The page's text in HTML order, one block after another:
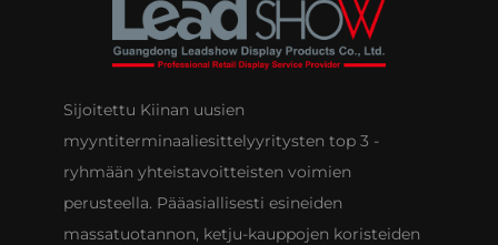
Sijoitettu Kiinan uusien
myyntiterminaaliesittelyyritysten top 3 -
ryhmään yhteistavoitteisten voimien
perusteella. Pääasiallisesti esineiden
massatuotannon, ketju-kauppojen koristeiden